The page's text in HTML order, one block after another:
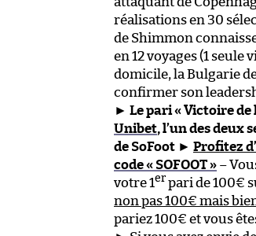
réalisations en 30
de Shimmon
en 12 voyages (1
domicile, la Bulgarie
confirmer son
► Le pari « Victoire de
Unibet, l’un des deux
de SoFoot ► Profitez
code « SOFOOT » –
votre 1er pari de 100€
non pas 100€ mais
pariez 100€ et vous